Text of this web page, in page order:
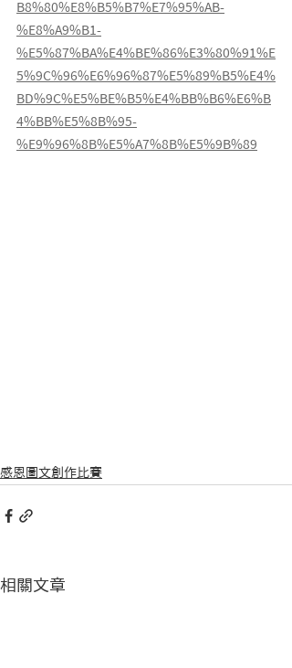
B8%80%E8%B5%B7%E7%95%AB-
%E8%A9%B1-
%E5%87%BA%E4%BE%86%E3%80%91%E
5%9C%96%E6%96%87%E5%89%B5%E4%
BD%9C%E5%BE%B5%E4%BB%B6%E6%B
4%BB%E5%8B%95-
%E9%96%8B%E5%A7%8B%E5%9B%89
感恩圖文創作比賽
相關文章